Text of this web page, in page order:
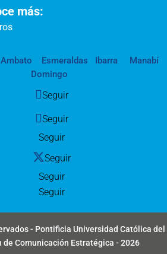
más:
Ambato Esmeraldas Ibarra
Manabí
Domingo
Seguir
Seguir
Seguir
Seguir
Seguir
Seguir
- Pontificia Universidad Católica del
de Comunicación Estratégica - 2026